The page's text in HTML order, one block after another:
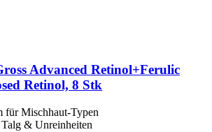
Advanced Retinol+Ferulic
Retinol, 8 Stk
für Mischhaut-Typen
& Unreinheiten